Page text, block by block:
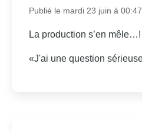
Publié le mardi 23 juin à 00:47
La production s’en mêle…!
«J'ai une question